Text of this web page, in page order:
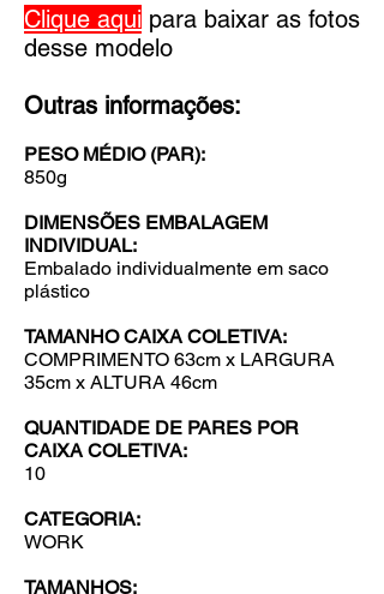
Clique aqui para baixar as fotos
desse modelo
Outras informações:
PESO MÉDIO (PAR):
850g
DIMENSÕES EMBALAGEM
INDIVIDUAL:
Embalado individualmente em saco
plástico
TAMANHO CAIXA COLETIVA:
COMPRIMENTO 63cm x LARGURA
35cm x ALTURA 46cm
QUANTIDADE DE PARES POR
CAIXA COLETIVA:
10
CATEGORIA:
WORK
TAMANHOS: